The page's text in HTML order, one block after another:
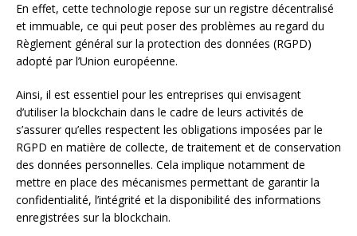
En effet, cette technologie repose sur un registre décentralisé
et immuable, ce qui peut poser des problèmes au regard du
Règlement général sur la protection des données (RGPD)
adopté par l’Union européenne.
Ainsi, il est essentiel pour les entreprises qui envisagent
d’utiliser la blockchain dans le cadre de leurs activités de
s’assurer qu’elles respectent les obligations imposées par le
RGPD en matière de collecte, de traitement et de conservation
des données personnelles. Cela implique notamment de
mettre en place des mécanismes permettant de garantir la
confidentialité, l’intégrité et la disponibilité des informations
enregistrées sur la blockchain.